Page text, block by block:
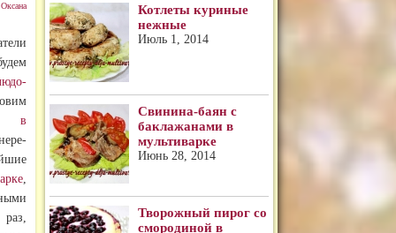
Котлеты куриные
нежные
Июль 1, 2014
Свинина-баян с
баклажанами в
мультиварке
Июнь 28, 2014
Творожный пирог со
смородиной в
Оксана
в
,